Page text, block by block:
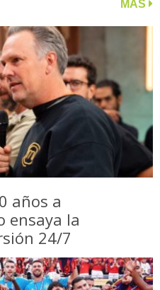
MÁS
años a
ensaya la
24/7